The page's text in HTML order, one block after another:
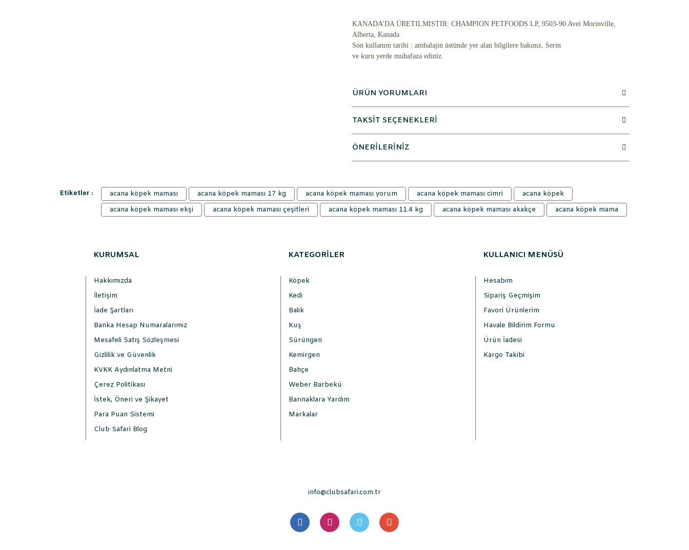
KANADA’DA ÜRETILMISTIR: CHAMPION PETFOODS LP, 9503-90 Avei Morinville,
Alberta, Kanada
Son kullanım tarihi : ambalajın üstünde yer alan bilgilere bakınız. Serin
ve kuru yerde muhafaza ediniz.
ÜRÜN YORUMLARI
TAKSİT SEÇENEKLERİ
ÖNERİLERİNİZ
Etiketler : acana köpek maması acana köpek maması 17 kg acana köpek maması yorum acana köpek maması cimri
acana köpek
acana köpek maması ekşi
acana köpek maması çeşitleri acana köpek maması 11.4 kg acana köpek maması akakçe acana köpek mama
KURUMSAL
Hakkımızda
İletişim
İade Şartları
Banka Hesap Numaralarımız
Mesafeli Satış Sözleşmesi
Gizlilik ve Güvenlik
KVKK Aydınlatma Metni
Çerez Politikası
İstek, Öneri ve Şikayet
Para Puan Sistemi
Club Safari Blog
KATEGORİLER
Köpek
Kedi
Balık
Kuş
Sürüngen
Kemirgen
Bahçe
Weber Barbekü
Barınaklara Yardım
Markalar
KULLANICI MENÜSÜ
Hesabım
Sipariş Geçmişim
Favori Ürünlerim
Havale Bildirim Formu
Ürün İadesi
Kargo Takibi
info@clubsafari.com.tr